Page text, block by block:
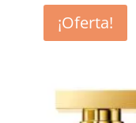
era:
$ 124.990.
¡Oferta!